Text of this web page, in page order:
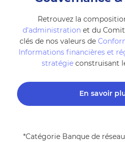
Retrouvez la
d'administration et du
clés de nos valeurs de
Informations financières et
stratégie construisant
En savoir
*Catégorie Banque de